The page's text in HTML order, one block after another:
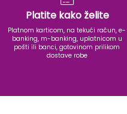
Platite kako želite
Platnom karticom, na tekući račun, e-
banking, m-banking, uplatnicom u
pošti ili banci, gotovinom prilikom
dostave robe